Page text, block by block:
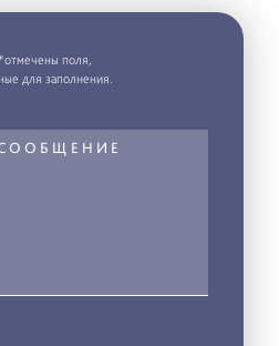
поля,
для заполнения.